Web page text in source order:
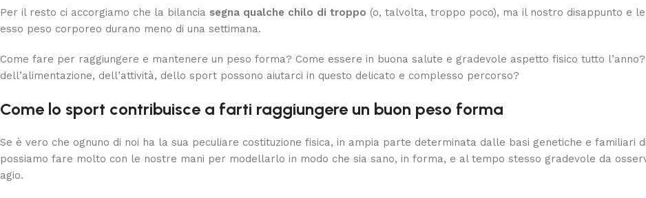
Per il resto ci accorgiamo che la bilancia segna qualche chilo di troppo (o, talvolta, troppo poco), ma il nostro disappunto e
esso peso corporeo durano meno di una settimana.
Come fare per raggiungere e mantenere un peso forma? Come essere in buona salute e gradevole aspetto fisico tutto
dell’alimentazione, dell’attività, dello sport possono aiutarci in questo delicato e complesso percorso?
Come lo sport contribuisce a farti raggiungere un buon peso forma
Se è vero che ognuno di noi ha la sua peculiare costituzione fisica, in ampia parte determinata dalle basi genetiche e
possiamo fare molto con le nostre mani per modellarlo in modo che sia sano, in forma, e al tempo stesso gradevole da
agio.